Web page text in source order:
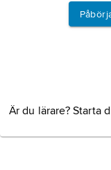
Är du lärare? Starta